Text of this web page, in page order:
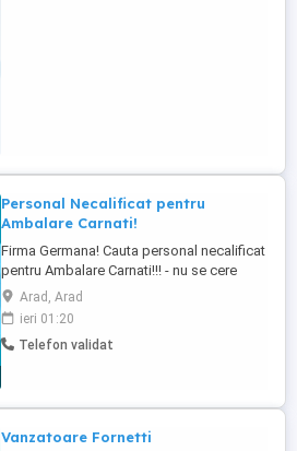
Personal Necalificat pentru
Ambalare Carnati!
Firma Germana! Cauta personal necalificat
pentru Ambalare Carnati!!! - nu se cere
calificare - nu se cere limba germana -
contract de munca direct cu angajatorul -
asigurare medicala - cont bancar -
transport de la cazare pana la fabrica și
Arad, Arad
ieri 01:20
Telefon validat
Vanzatoare Fornetti